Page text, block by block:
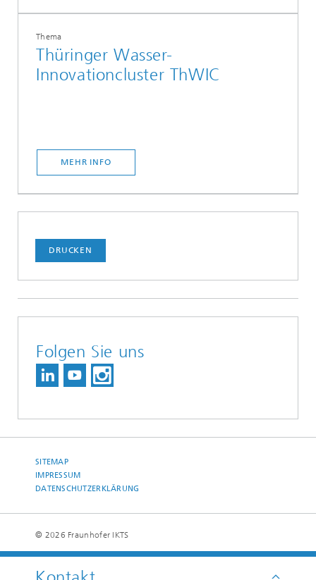
Thema
Thüringer Wasser-
Innovationcluster ThWIC
MEHR INFO
DRUCKEN
Folgen Sie uns
SITEMAP
IMPRESSUM
DATENSCHUTZERKLÄRUNG
© 2026 Fraunhofer IKTS